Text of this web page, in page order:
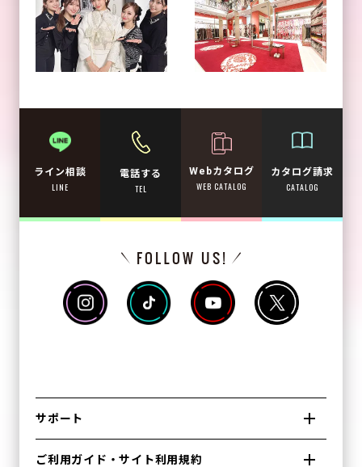
ライン相談
LINE
電話する
TEL
Webカタログ
WEB CATALOG
カタログ請求
CATALOG
サポート
ご利用ガイド・サイト利用規約